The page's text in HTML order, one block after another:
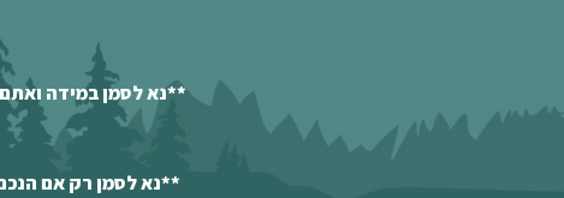
**נא לסמן במידה
**נא לסמן רק אם